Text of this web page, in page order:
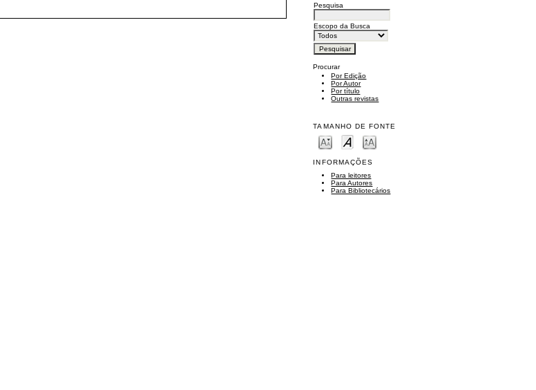
Pesquisa
Escopo da Busca
Procurar
Por Edição
Por Autor
Por título
Outras revistas
TAMANHO DE FONTE
INFORMAÇÕES
Para leitores
Para Autores
Para Bibliotecários